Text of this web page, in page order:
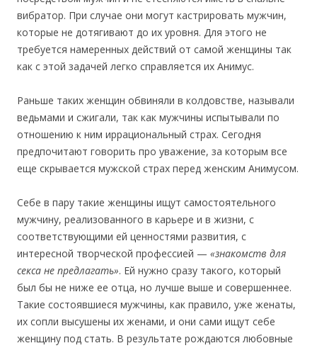
вибратор. При случае они могут кастрировать мужчин,
которые не дотягивают до их уровня. Для этого не
требуется намеренных действий от самой женщины так
как с этой задачей легко справляется их Анимус.
Раньше таких женщин обвиняли в колдовстве, называли
ведьмами и сжигали, так как мужчины испытывали по
отношению к ним иррациональный страх. Сегодня
предпочитают говорить про уважение, за которым все
еще скрывается мужской страх перед женским Анимусом.
Себе в пару такие женщины ищут самостоятельного
мужчину, реализованного в карьере и в жизни, с
соответствующими ей ценностями развития, с
интересной творческой профессией — «знакомств для
секса не предлагать». Ей нужно сразу такого, который
был бы не ниже ее отца, но лучше выше и совершеннее.
Такие состоявшиеся мужчины, как правило, уже женаты,
их сопли высушены их женами, и они сами ищут себе
женщину под стать. В результате рождаются любовные